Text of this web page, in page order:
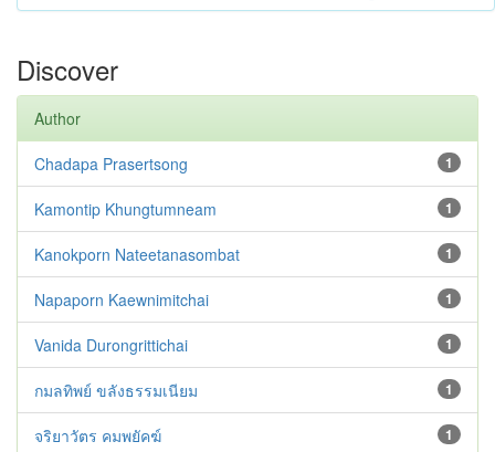
Discover
Author
1
Chadapa Prasertsong
1
Kamontip Khungtumneam
1
Kanokporn Nateetanasombat
1
Napaporn Kaewnimitchai
1
Vanida Durongrittichai
1
กมลทิพย์ ขลังธรรมเนียม
1
จริยาวัตร คมพยัคฆ์